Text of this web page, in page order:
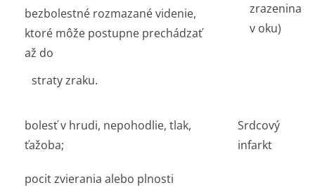
bezbolestné rozmazané videnie,
ktoré môže postupne prechádzať
až do
zrazenina
v oku)
straty zraku.
bolesť v hrudi, nepohodlie, tlak,
ťažoba;
pocit zvierania alebo plnosti
Srdcový
infarkt